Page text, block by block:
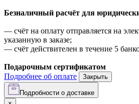
Безналичный расчёт для
— счёт на оплату отправляется на
указанную в заказе;
— счёт действителен в течение 5
Подарочным сертификатом
Подробнее об оплате
Закрыть
Подробности о доставке